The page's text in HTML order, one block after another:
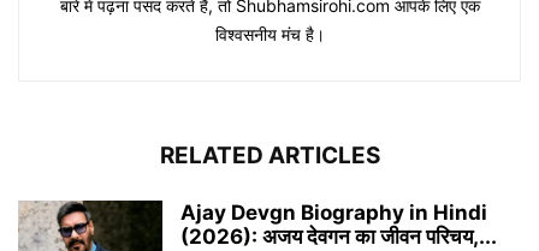
बारे में पढ़ना पसंद करते हैं, तो Shubhamsirohi.com आपके लिए एक
विश्वसनीय मंच है।
RELATED ARTICLES
Ajay Devgn Biography in Hindi
(2026): अजय देवगन का जीवन परिचय,...